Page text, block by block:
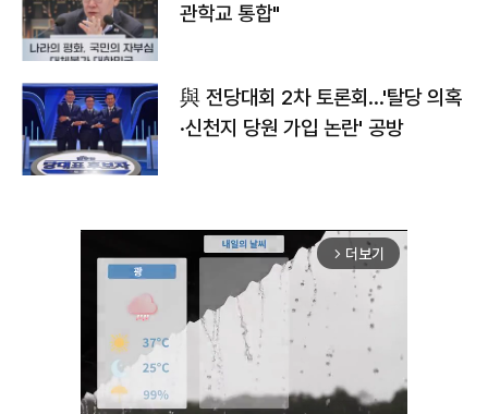
관학교 통합"
與 전당대회 2차 토론회…'탈당 의혹
·신천지 당원 가입 논란' 공방
arrow_forward_ios 더보기